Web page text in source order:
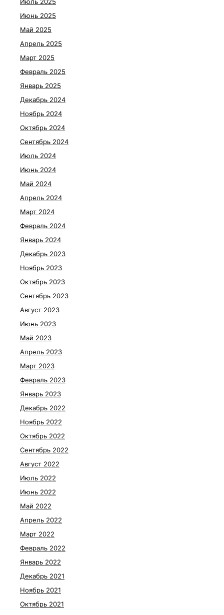
Июнь 2025
Май 2025
Апрель 2025
Март 2025
Февраль 2025
Январь 2025
Декабрь 2024
Ноябрь 2024
Октябрь 2024
Сентябрь 2024
Июль 2024
Июнь 2024
Май 2024
Апрель 2024
Март 2024
Февраль 2024
Январь 2024
Декабрь 2023
Ноябрь 2023
Октябрь 2023
Сентябрь 2023
Август 2023
Июнь 2023
Май 2023
Апрель 2023
Март 2023
Февраль 2023
Январь 2023
Декабрь 2022
Ноябрь 2022
Октябрь 2022
Сентябрь 2022
Август 2022
Июль 2022
Июнь 2022
Май 2022
Апрель 2022
Март 2022
Февраль 2022
Январь 2022
Декабрь 2021
Ноябрь 2021
Октябрь 2021